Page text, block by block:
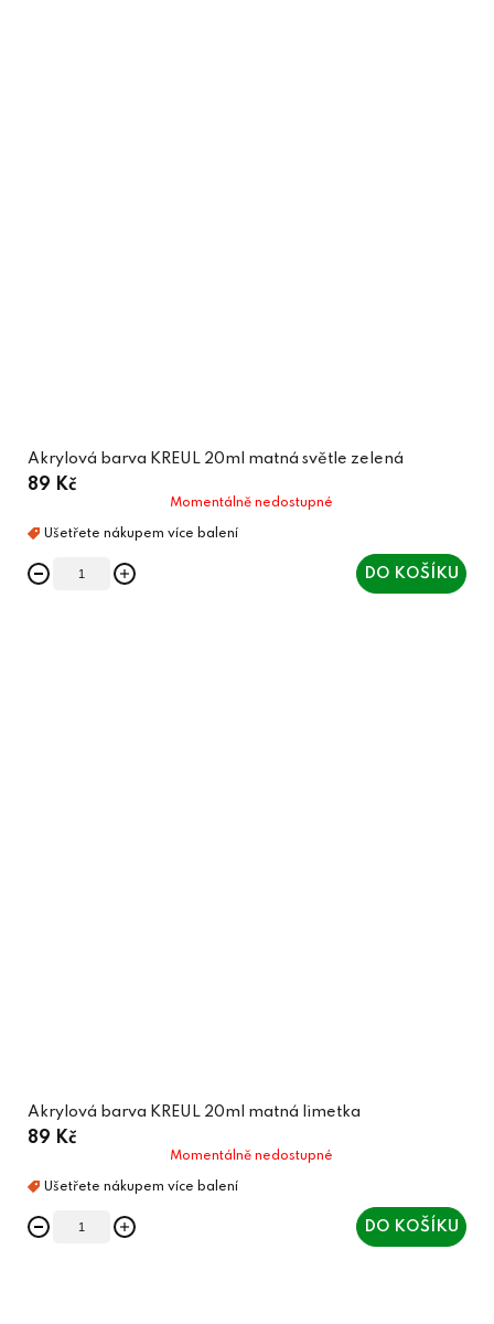
Akrylová barva KREUL 20ml matná světle zelená
89 Kč
Momentálně nedostupné
DO KOŠÍKU
Akrylová barva KREUL 20ml matná limetka
89 Kč
Momentálně nedostupné
DO KOŠÍKU